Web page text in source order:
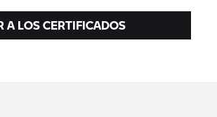
A LOS CERTIFICADOS